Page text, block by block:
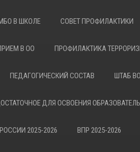
В ШКОЛЕ СОВЕТ ПРОФИЛАКТИКИ
В ОО ПРОФИЛАКТИКА
ПЕДАГОГИЧЕСКИЙ СОСТАВ ШТАБ
ДЛЯ ОСВОЕНИЯ
2025-2026 ВПР 2025-2026